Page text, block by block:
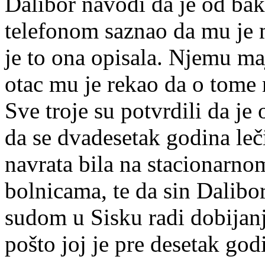
telefonom saznao da mu
je to ona opisala. Njemu
otac mu je rekao da o
Sve troje su potvrdili da je
da se dvadesetak godina
navrata bila na
bolnicama, te da sin
sudom u Sisku radi
pošto joj je pre desetak